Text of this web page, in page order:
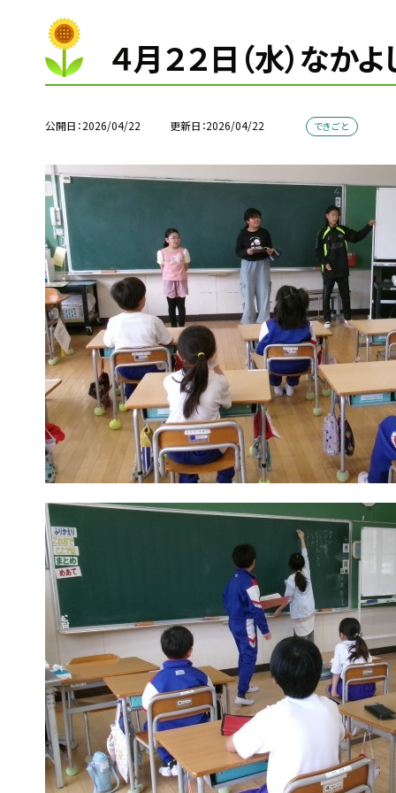
４月２２日（水）なか
公開日 2026/04/22 更新日 2026/04/22 できごと